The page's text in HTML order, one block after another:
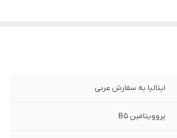
ایتالیا به سفارش عربی
پروویتامین B5